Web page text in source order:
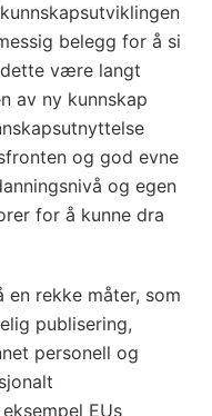
belegg for å si
være langt
av ny kunnskap
og god evne
og egen
for å kunne dra
en rekke måter, som
publisering,
personell og
EUs